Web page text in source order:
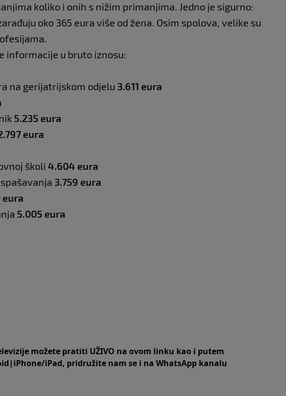
koliko i onih s nižim primanjima. Jedno je sigurno:
oko 365 eura više od žena. Osim spolova, velike su
informacije u bruto iznosu:
na gerijatrijskom odjelu 3.611 eura
5.235 eura
eura
školi 4.604 eura
3.759 eura
eura
5.005 eura
možete pratiti UŽIVO na ovom linku kao i putem
|iPhone/iPad, pridružite nam se i na WhatsApp kanalu